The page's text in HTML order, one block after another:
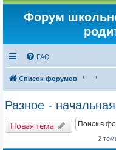
Форум
FAQ
Список форумов
Разное -
Новая тема
2